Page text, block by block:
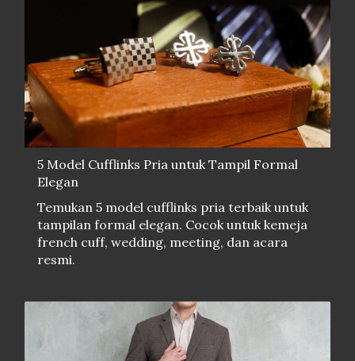
5 Model Cufflinks Pria untuk Tampil Formal
Elegan
Temukan 5 model cufflinks pria terbaik untuk
tampilan formal elegan. Cocok untuk kemeja
french cuff, wedding, meeting, dan acara
resmi.